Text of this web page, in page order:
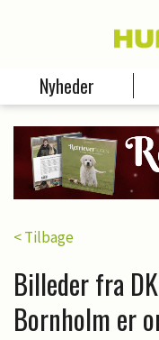
Nyheder
< Tilbage
Billeder fra
Bornholm er